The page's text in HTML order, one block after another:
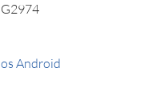
Android